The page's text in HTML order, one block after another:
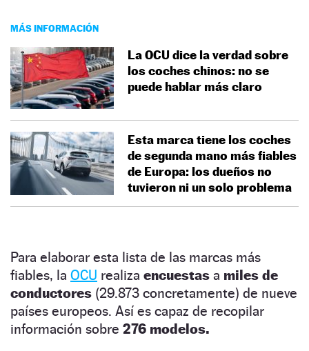
MÁS INFORMACIÓN
La OCU dice la verdad sobre
los coches chinos: no se
puede hablar más claro
Esta marca tiene los coches
de segunda mano más fiables
de Europa: los dueños no
tuvieron ni un solo problema
Para elaborar esta lista de las marcas más
fiables, la OCU realiza encuestas a miles de
conductores (29.873 concretamente) de nueve
países europeos. Así es capaz de recopilar
información sobre 276 modelos.